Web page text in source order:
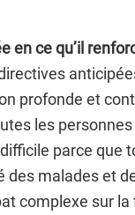
en ce qu’il
profonde et
les
parce que
des malades et
complexe sur la